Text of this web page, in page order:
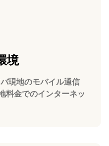
境
現地のモバイル通信
料金でのインターネッ